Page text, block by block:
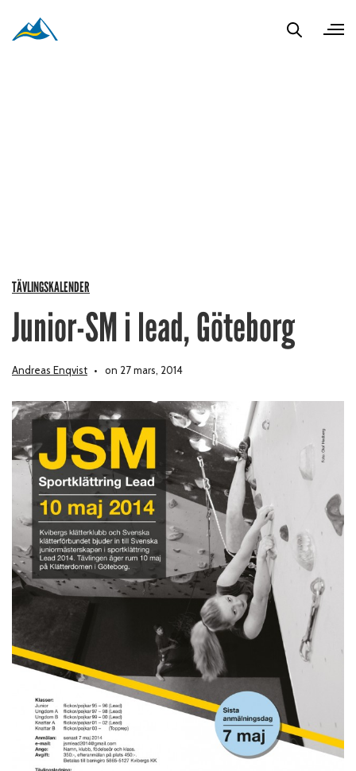
TÄVLINGSKALENDER
Junior-SM i lead, Göteborg
Andreas Enqvist on 27 mars, 2014